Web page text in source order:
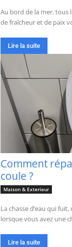
Au bord de la mer, tous
de fraîcheur et de paix
Lire la suite
Comment
coule ?
Maison & Exterieur
La chasse d’eau qui
lorsque vous avez une
Lire la suite